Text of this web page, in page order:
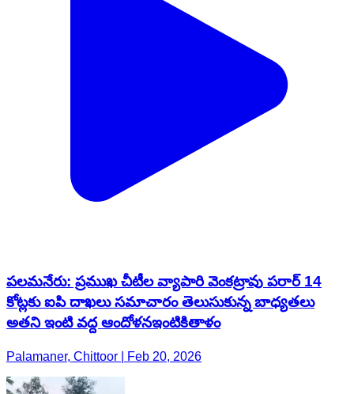
పలమనేరు: ప్రముఖ చీటీల వ్యాపారి వెంకట్రావు పరార్ 14
కోట్లకు ఐపి దాఖలు సమాచారం తెలుసుకున్న బాధ్యతలు
అతని ఇంటి వద్ద ఆందోళనఇంటికితాళం
Palamaner, Chittoor | Feb 20, 2026